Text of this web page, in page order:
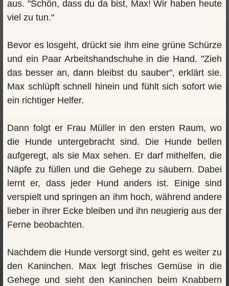
aus. "Schön, dass du da bist, Max! Wir haben heute
viel zu tun."
Bevor es losgeht, drückt sie ihm eine grüne Schürze
und ein Paar Arbeitshandschuhe in die Hand. "Zieh
das besser an, dann bleibst du sauber", erklärt sie.
Max schlüpft schnell hinein und fühlt sich sofort wie
ein richtiger Helfer.
Dann folgt er Frau Müller in den ersten Raum, wo
die Hunde untergebracht sind. Die Hunde bellen
aufgeregt, als sie Max sehen. Er darf mithelfen, die
Näpfe zu füllen und die Gehege zu säubern. Dabei
lernt er, dass jeder Hund anders ist. Einige sind
verspielt und springen an ihm hoch, während andere
lieber in ihrer Ecke bleiben und ihn neugierig aus der
Ferne beobachten.
Nachdem die Hunde versorgt sind, geht es weiter zu
den Kaninchen. Max legt frisches Gemüse in die
Gehege und sieht den Kaninchen beim Knabbern